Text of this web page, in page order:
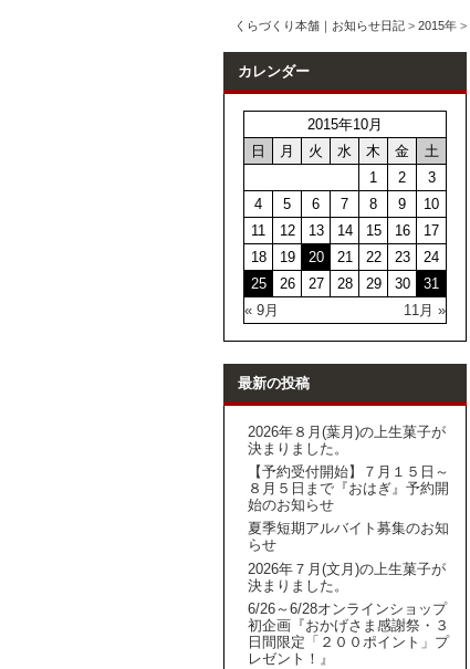
くらづくり本舗｜お知らせ日記 > 2015年 >
カレンダー
2015年10月
日
月 火 水 木 金 土
« 9月 11月 »
1 2
3
4
5 6 7 8 9
10
11
12 13 14 15 16
17
18
19 20 21 22 23
24
25
26 27 28 29 30 31
最新の投稿
2026年８月(葉月)の上生菓子が
決まりました。
【予約受付開始】７月１５日～
８月５日まで『おはぎ』予約開
始のお知らせ
夏季短期アルバイト募集のお知
らせ
2026年７月(文月)の上生菓子が
決まりました。
6/26～6/28オンラインショップ
初企画『おかげさま感謝祭・３
日間限定「２００ポイント」プ
レゼント！』